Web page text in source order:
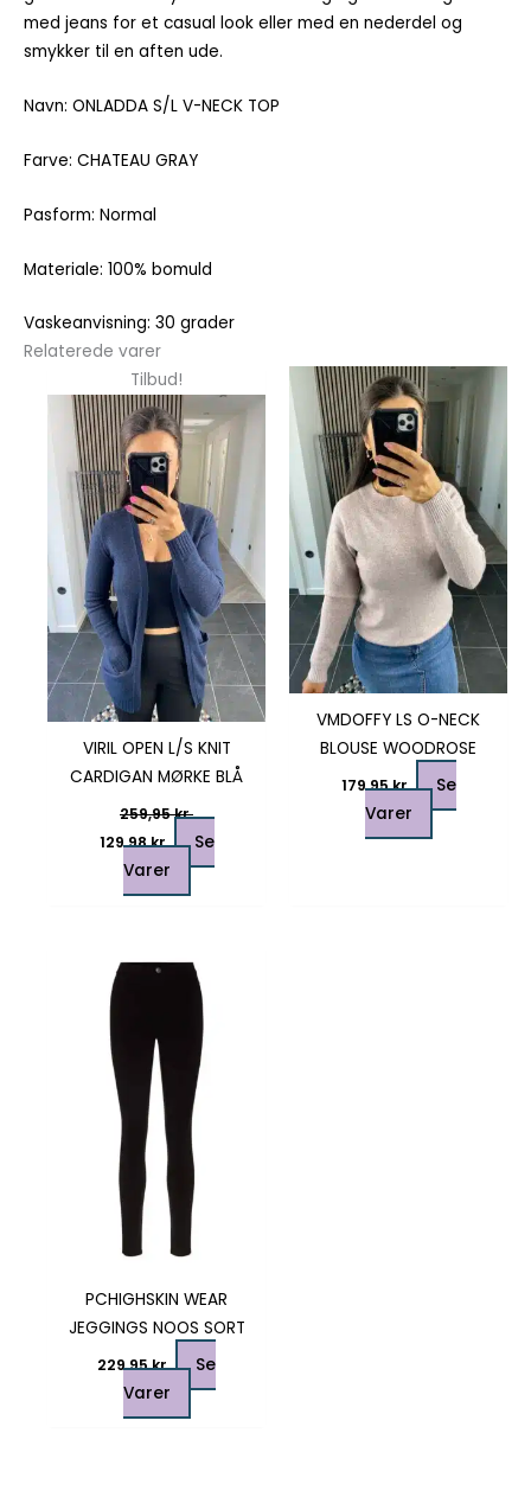
med jeans for et casual look eller med en nederdel og
smykker til en aften ude.
Navn: ONLADDA S/L V-NECK TOP
Farve: CHATEAU GRAY
Pasform: Normal
Materiale: 100% bomuld
Vaskeanvisning: 30 grader
Relaterede varer
Tilbud!
VIRIL OPEN L/S KNIT
CARDIGAN MØRKE BLÅ
259,95kr.
129,98kr.
Se
Varer
vare
har
flere
varianter.
Mulighederne
kan
vælges
på
varesiden
VMDOFFY LS O-NECK
BLOUSE WOODROSE
179,95kr.
Se
Varer
Dette
vare
har
flere
varianter.
kan
vælges
på
varesiden
PCHIGHSKIN WEAR
JEGGINGS NOOS SORT
229,95kr.
Se
Varer
Dette
vare
har
flere
varianter.
Mulighederne
kan
vælges
på
varesiden